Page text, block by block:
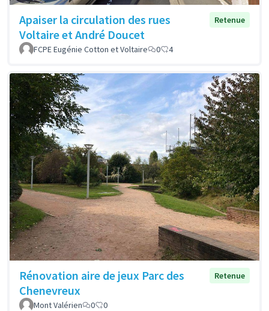
Apaiser la circulation des rues
Voltaire et André Doucet
Retenue
FCPE Eugénie Cotton et Voltaire 0 4
Rénovation aire de jeux Parc des
Chenevreux
Retenue
Mont Valérien 0 0